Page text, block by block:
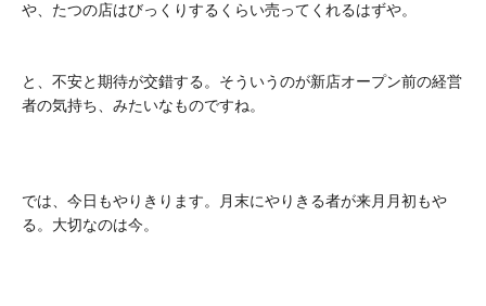
や、たつの店はびっくりするくらい売ってくれるはずや。
と、不安と期待が交錯する。そういうのが新店オープン前の経営
者の気持ち、みたいなものですね。
では、今日もやりきります。月末にやりきる者が来月月初もや
る。大切なのは今。